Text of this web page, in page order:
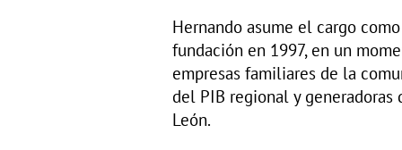
Hernando asume el cargo
fundación en 1997, en un
empresas familiares de la
del PIB regional y
León.